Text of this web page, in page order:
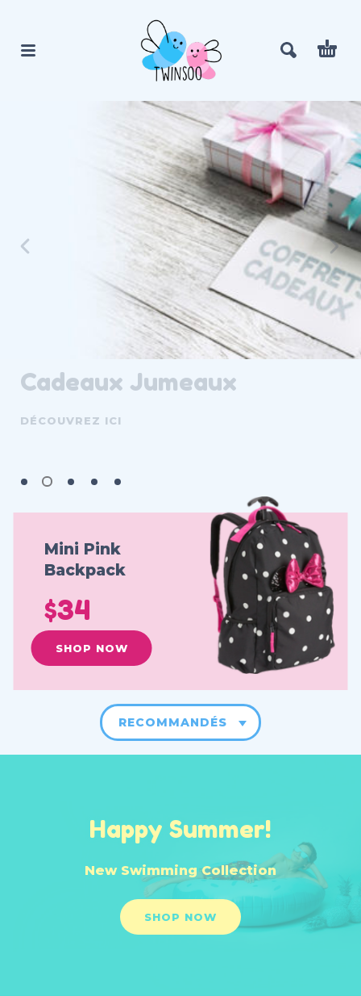
Cadeaux Jumeaux
DÉCOUVREZ ICI
Mini Pink
Backpack
$34
SHOP NOW
RECOMMANDÉS
Happy Summer!
New Swimming Collection
SHOP NOW